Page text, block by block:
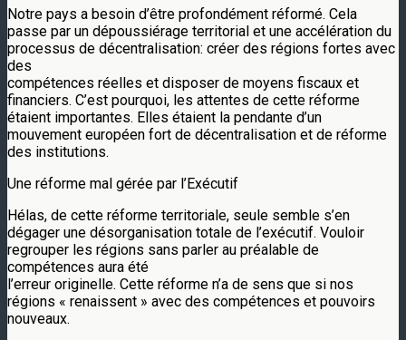
Notre pays a besoin d’être profondément réformé. Cela
passe par un dépoussiérage territorial et une accélération du
processus de décentralisation: créer des régions fortes avec
des
compétences réelles et disposer de moyens fiscaux et
financiers. C’est pourquoi, les attentes de cette réforme
étaient importantes. Elles étaient la pendante d’un
mouvement européen fort de décentralisation et de réforme
des institutions.
Une réforme mal gérée par l’Exécutif
Hélas, de cette réforme territoriale, seule semble s’en
dégager une désorganisation totale de l’exécutif. Vouloir
regrouper les régions sans parler au préalable de
compétences aura été
l’erreur originelle. Cette réforme n’a de sens que si nos
régions « renaissent » avec des compétences et pouvoirs
nouveaux.